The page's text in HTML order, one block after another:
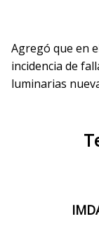
Agregó que en
incidencia de
luminarias